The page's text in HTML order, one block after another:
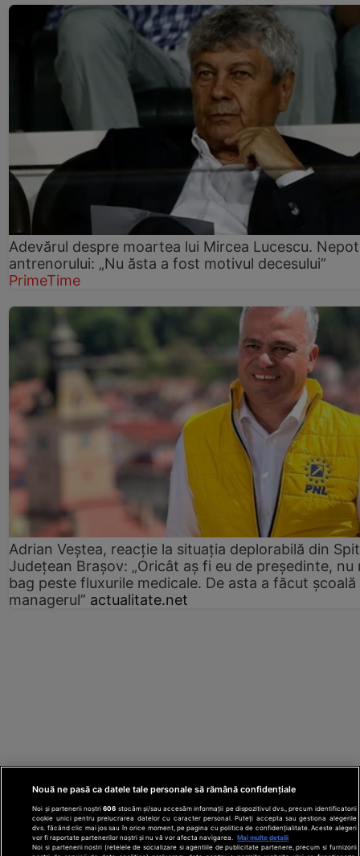
Adevărul despre moartea lui Mircea Lucescu.
antrenorului: „Nu ăsta a fost motivul decesului”
PrimeTime
Adrian Veștea, reacție la situația deplorabilă din
Județean Brașov: „Oricât aș fi eu de președinte, nu
bag peste fluxurile medicale. De asta a făcut școală
managerul” actualitate.net
Nouă ne pasă ca datele tale personale să rămână confidențiale
Noi și partenerii noștri606 stocăm și/sau accesăm informații pe dispozitivul dvs., precum identificatorii
cookie unici pentru prelucrarea datelor cu caracter personal. Puteți accepta sau gestiona alegerile
dvs. făcând clic mai jos sau în orice moment, pe pagina cu politica de confidențialitate. Aceste alegeri
vor fi raportate partenerilor noștri și nu vă vor afecta navigarea.
Mai multe detalii
Noi si partenerii nostri (retelele de socializare si agentiile de publicitate partenere, precum si furnizorii